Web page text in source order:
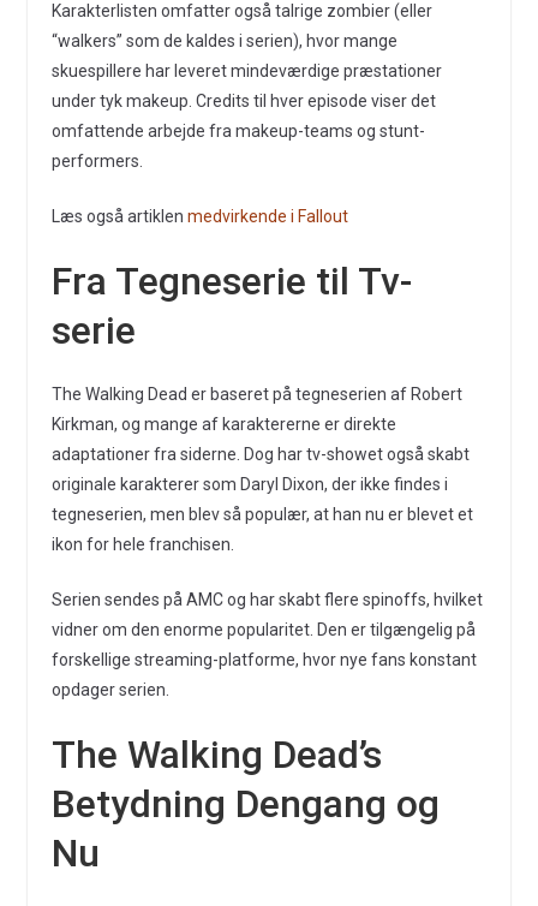
Karakterlisten omfatter også talrige zombier (eller
“walkers” som de kaldes i serien), hvor mange
skuespillere har leveret mindeværdige præstationer
under tyk makeup. Credits til hver episode viser det
omfattende arbejde fra makeup-teams og stunt-
performers.
Læs også artiklen medvirkende i Fallout
Fra Tegneserie til Tv-
serie
The Walking Dead er baseret på tegneserien af Robert
Kirkman, og mange af karaktererne er direkte
adaptationer fra siderne. Dog har tv-showet også skabt
originale karakterer som Daryl Dixon, der ikke findes i
tegneserien, men blev så populær, at han nu er blevet et
ikon for hele franchisen.
Serien sendes på AMC og har skabt flere spinoffs, hvilket
vidner om den enorme popularitet. Den er tilgængelig på
forskellige streaming-platforme, hvor nye fans konstant
opdager serien.
The Walking Dead’s
Betydning Dengang og
Nu